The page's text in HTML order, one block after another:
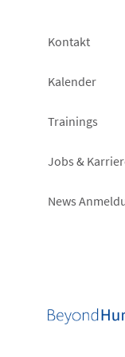
Footer
left
Kontakt
Kalender
Trainings
Jobs &
News